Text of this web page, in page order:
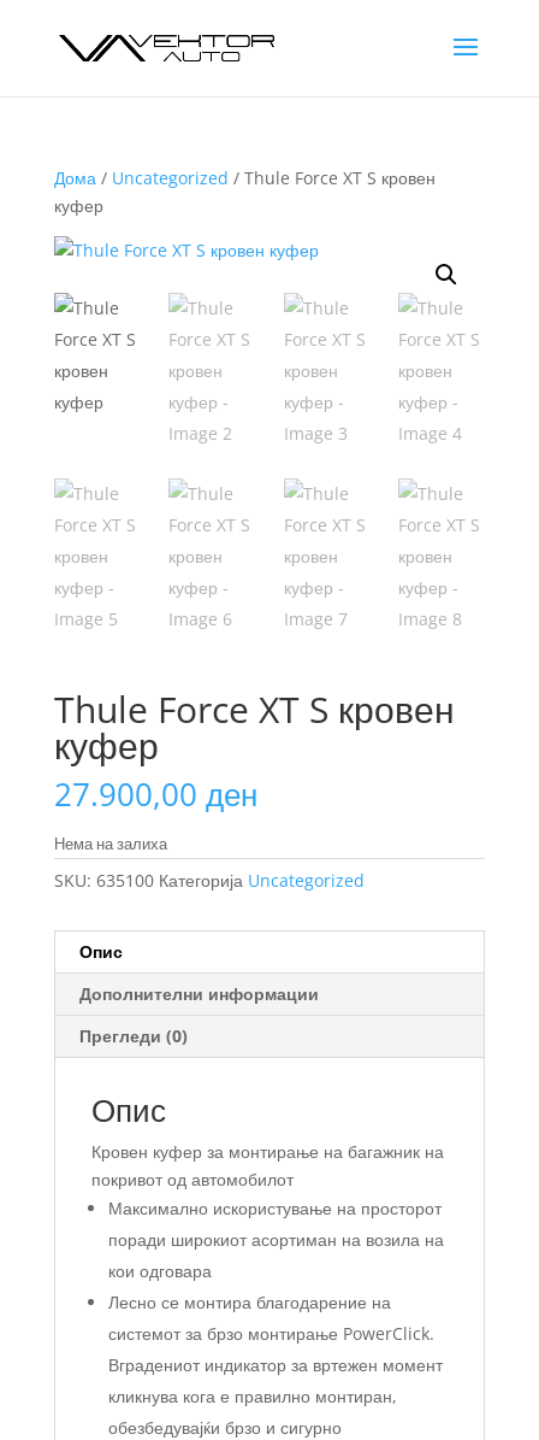
Дома/ Uncategorized / Thule Force XT S кровен
куфер
Thule Force XT S кровен
куфер
27.900,00 ден
Нема на залиха
SKU: 635100 Категорија Uncategorized
Опис
Дополнителни информации
Прегледи (0)
Опис
Кровен куфер за монтирање на багажник на
покривот од автомобилот
Максимално искористување на просторот
поради широкиот асортиман на возила на
кои одговара
Лесно се монтира благодарение на
системот за брзо монтирање PowerClick.
Вградениот индикатор за вртежен момент
кликнува кога е правилно монтиран,
обезбедувајќи брзо и сигурно